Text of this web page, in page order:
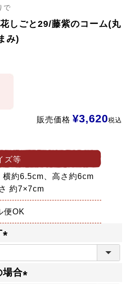
で
しごと29/藤紫のコーム(丸
み)
販売価格 ¥3,620税込
ズ等
横約6.5cm、高さ約6cm
約7×7cm
便OK
必
場合